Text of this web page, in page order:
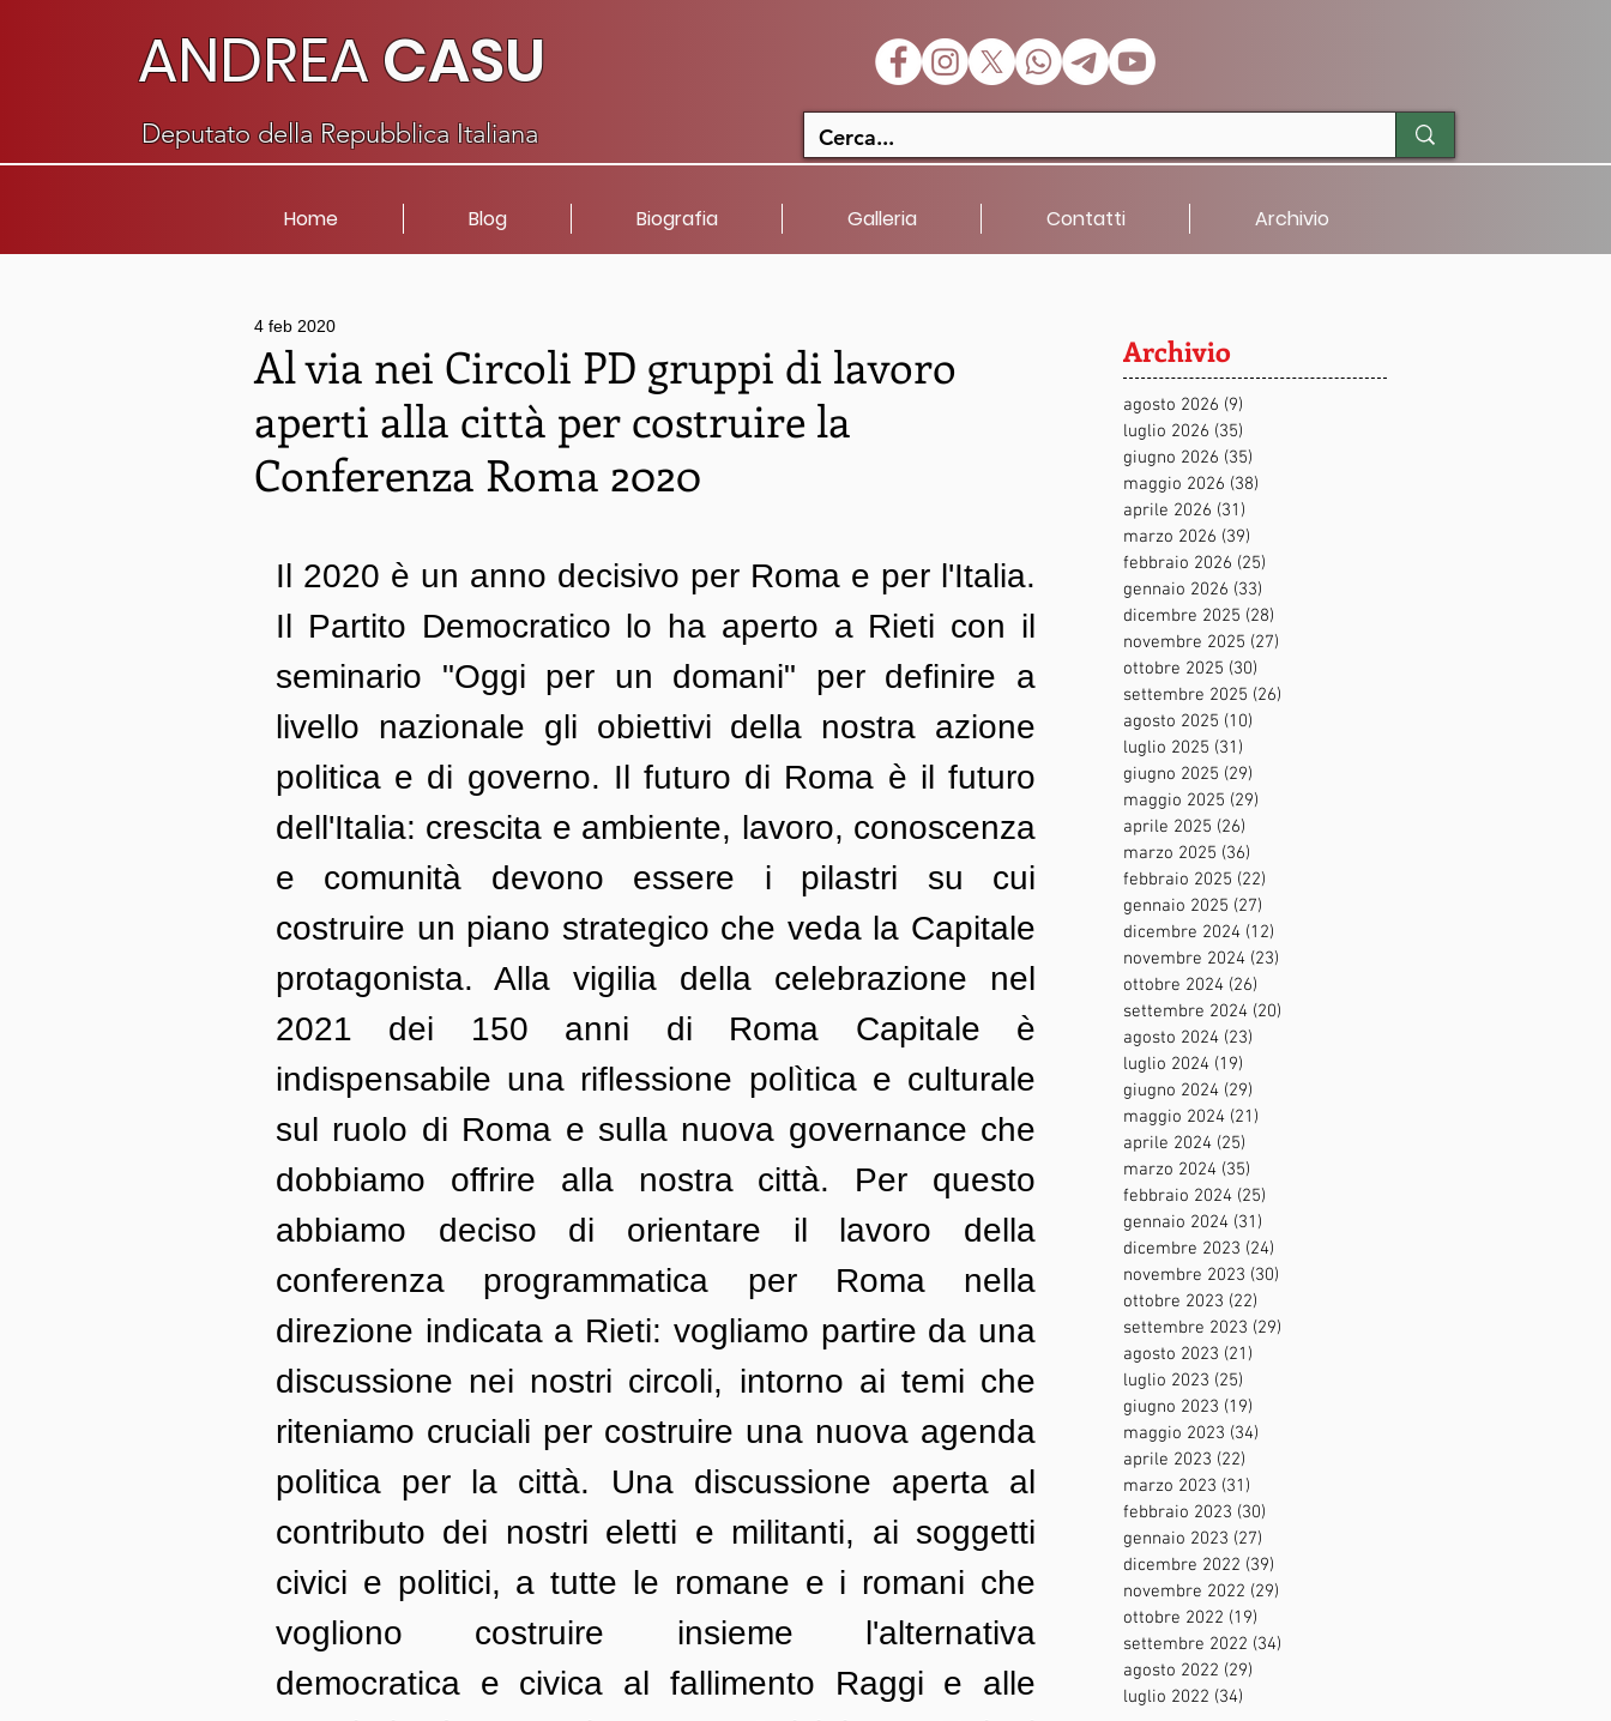
ANDREACASU
Deputato della Repubblica Italiana
Home Blog Biografia Galleria Contatti Archivio
Al via nei Circoli PD gruppi di lavoro
aperti alla città per costruire la
Conferenza Roma 2020
4 feb 2020
Il 2020 è un anno decisivo per Roma e per l'Italia.
Il Partito Democratico lo ha aperto a Rieti con il
seminario "Oggi per un domani" per definire a
livello nazionale gli obiettivi della nostra azione
politica e di governo. Il futuro di Roma è il futuro
dell'Italia: crescita e ambiente, lavoro, conoscenza
e comunità devono essere i pilastri su cui
costruire un piano strategico che veda la Capitale
protagonista. Alla vigilia della celebrazione nel
2021 dei 150 anni di Roma Capitale è
indispensabile una riflessione polìtica e culturale
sul ruolo di Roma e sulla nuova governance che
dobbiamo offrire alla nostra città. Per questo
abbiamo deciso di orientare il lavoro della
conferenza programmatica per Roma nella
direzione indicata a Rieti: vogliamo partire da una
discussione nei nostri circoli, intorno ai temi che
riteniamo cruciali per costruire una nuova agenda
politica per la città. Una discussione aperta al
contributo dei nostri eletti e militanti, ai soggetti
civici e politici, a tutte le romane e i romani che
vogliono costruire insieme l'alternativa
democratica e civica al fallimento Raggi e alle
Archivio
agosto 2026 (9)
luglio 2026 (35)
giugno 2026 (35)
maggio 2026 (38)
aprile 2026 (31)
marzo 2026 (39)
febbraio 2026 (25)
gennaio 2026 (33)
dicembre 2025 (28)
novembre 2025 (27)
ottobre 2025 (30)
settembre 2025 (26)
agosto 2025 (10)
luglio 2025 (31)
giugno 2025 (29)
maggio 2025 (29)
aprile 2025 (26)
marzo 2025 (36)
febbraio 2025 (22)
gennaio 2025 (27)
dicembre 2024 (12)
novembre 2024 (23)
ottobre 2024 (26)
settembre 2024 (20)
agosto 2024 (23)
luglio 2024 (19)
giugno 2024 (29)
maggio 2024 (21)
aprile 2024 (25)
marzo 2024 (35)
febbraio 2024 (25)
gennaio 2024 (31)
dicembre 2023 (24)
novembre 2023 (30)
ottobre 2023 (22)
settembre 2023 (29)
agosto 2023 (21)
luglio 2023 (25)
giugno 2023 (19)
maggio 2023 (34)
aprile 2023 (22)
marzo 2023 (31)
febbraio 2023 (30)
gennaio 2023 (27)
dicembre 2022 (39)
novembre 2022 (29)
ottobre 2022 (19)
settembre 2022 (34)
agosto 2022 (29)
luglio 2022 (34)